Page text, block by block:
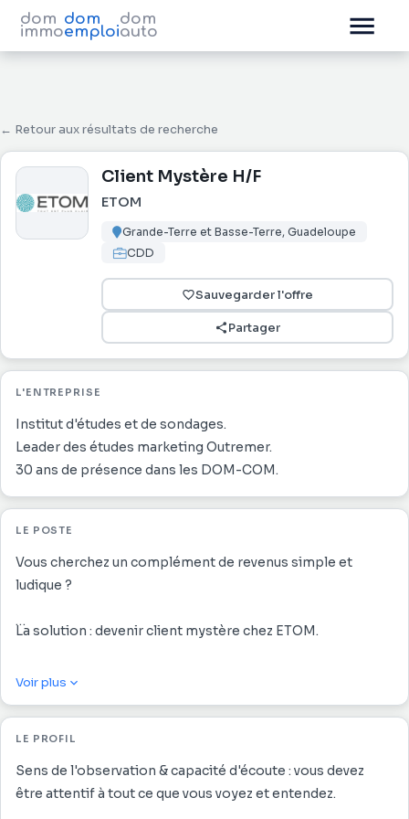
dom
immo
dom
emploi
dom
auto
← Retour aux résultats de recherche
Client Mystère H/F
ETOM
Grande-Terre et Basse-Terre, Guadeloupe
CDD
Sauvegarder l'offre
Partager
L'ENTREPRISE
Institut d'études et de sondages.
Leader des études marketing Outremer.
30 ans de présence dans les DOM-COM.
LE POSTE
Vous cherchez un complément de revenus simple et
ludique ?
La solution : devenir client mystère chez ETOM.
Jouez le rôle d'un client ordinaire et contribuez à
Nous recherchons des Enquêteurs H/F sérieux et
rigoureux, disponibles pour effectuer une ou plusieurs
mission(s) dans divers secteurs d'activité (automobile,
Voir plus
LE PROFIL
Sens de l'observation & capacité d'écoute : vous devez
être attentif à tout ce que vous voyez et entendez.